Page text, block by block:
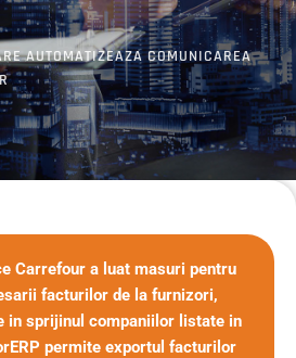
AUTOMATIZEAZA COMUNICAREA
Carrefour a luat masuri pentru
facturilor de la furnizori,
in sprijinul companiilor listate in
permite exportul facturilor